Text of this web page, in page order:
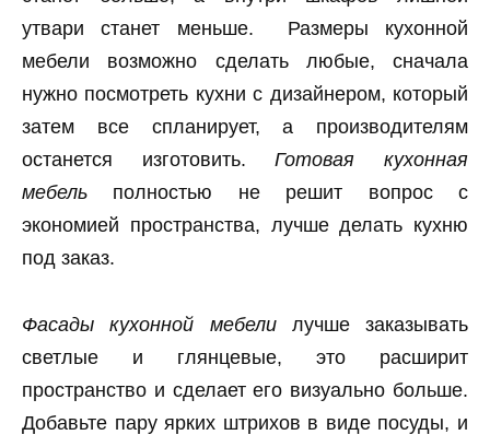
утвари станет меньше. Размеры кухонной
мебели возможно сделать любые, сначала
нужно посмотреть кухни с дизайнером, который
затем все спланирует, а производителям
останется изготовить.Готовая кухонная
мебель полностью не решит вопрос с
экономией пространства, лучше делать кухню
под заказ.
Фасады кухонной мебелилучше заказывать
светлые и глянцевые, это расширит
пространство и сделает его визуально больше.
Добавьте пару ярких штрихов в виде посуды, и